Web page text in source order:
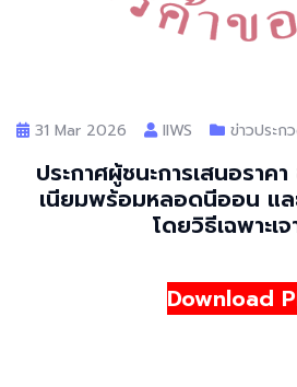
31 Mar 2026 llWS ข่าวประก
ประกาศผู้ชนะการเสนอราค
เนียมพร้อมหลอดนีออน แล
โดยวิธีเฉพาะเจ
Download